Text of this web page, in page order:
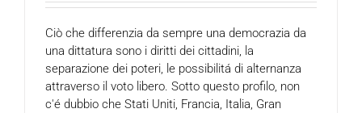
Ciò che differenzia da sempre una democrazia da
una dittatura sono i diritti dei cittadini, la
separazione dei poteri, le possibilitá di alternanza
attraverso il voto libero. Sotto questo profilo, non
c'é dubbio che Stati Uniti, Francia, Italia, Gran